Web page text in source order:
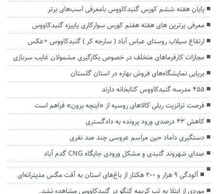
پایان هفته ششم کورس گنبدکاووس بامعرفی اسب‌های برتر
معرفی برترین های هفته هفتم کورس سوارکاری پاییزه گنبدکاووس
ارتفاع سیلاب روستای عباس آباد ( سارجه کر ) گنبدکاووس +عکس
مجازات کارفرما‌های متخلف در خصوص بکارگیری مشمولان غایب سربازی
برپایی نمایشگاه‌های فروش بهاره در استان گلستان
۴۵۵ مدرسه گنبدکاووس کتابخانه دارند
فرصت ترانزیت ریلی کالاهای روسیه از «اینچه برون» فراهم است
کاهش ۴۳ درصدی ورود پرونده به دادگستری
دستگیری داماد حین مراسم عروسی چند صد نفری
صدای شهروند گنبدی و مشکل ورودی جایگاه CNG گدم آباد
آلودگی ۹ هزار و ۲۰۰ هکتار از باغ‌های استان به آفت مگس مدیترانه‌ای
موردی از ابتلا به تب کریمه کنگو در گنبدکاووس مشاهده نشد.